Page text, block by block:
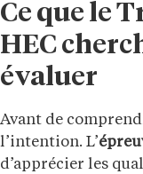
Ce que le
HEC
évaluer
Avant de
l’intention. L’
d’apprécier les